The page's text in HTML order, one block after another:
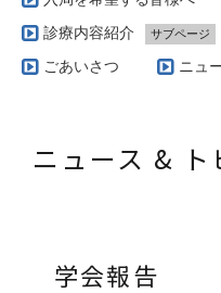
診療内容紹介
サブページ
当科で扱う疾患とその治
AVM専門外来
ごあいさつ
ニュ
ニュース & ト
学会報告